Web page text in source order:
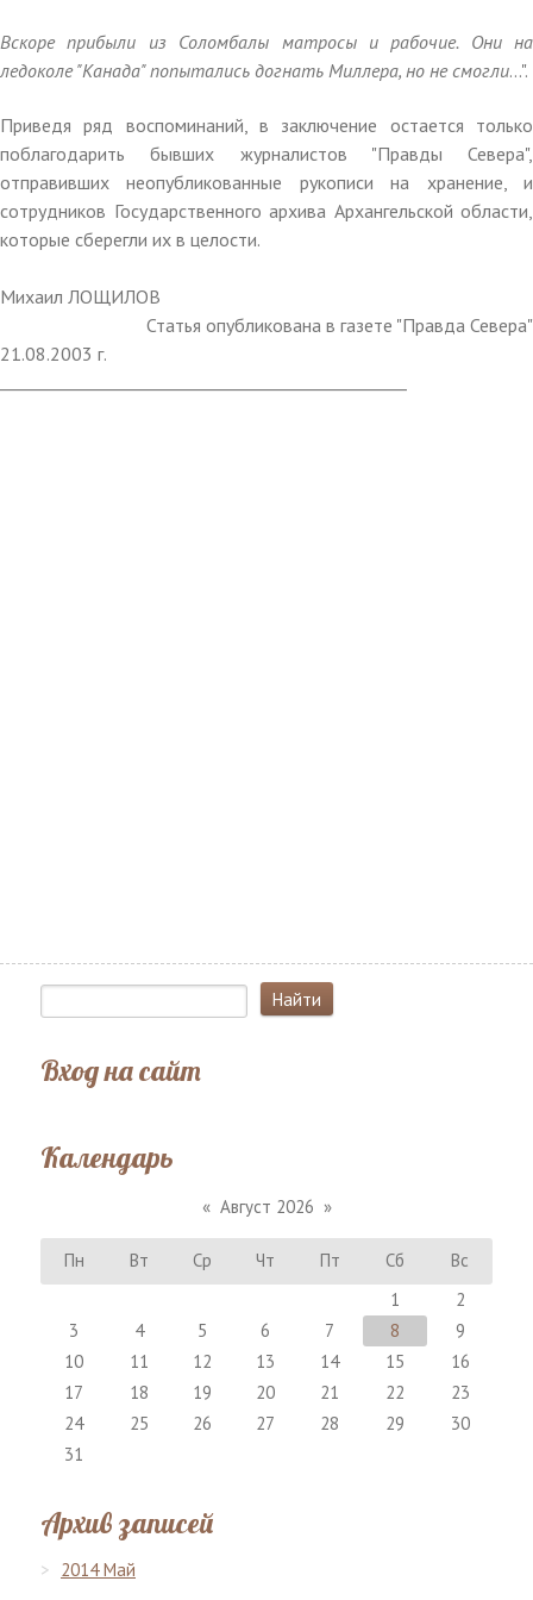
Вскоре прибыли из Соломбалы матросы и рабочие. Они на
ледоколе "Канада" попытались догнать Миллера, но не смогли...".
Приведя ряд воспоминаний, в заключение остается только
поблагодарить бывших журналистов "Правды Севера",
отправивших неопубликованные рукописи на хранение, и
сотрудников Государственного архива Архангельской области,
которые сберегли их в целости.
Михаил ЛОЩИЛОВ
Статья опубликована в газете "Правда Севера"
21.08.2003 г.
Вход на сайт
Календарь
« Август 2026 »
Пн Вт Ср Чт Пт Сб
Вс
1
2
3
4 5 6 7 8
9
10
11 12 13 14 15
16
17
18 19 20 21 22
23
24
25 26 27 28 29
30
31
Архив записей
2014 Май